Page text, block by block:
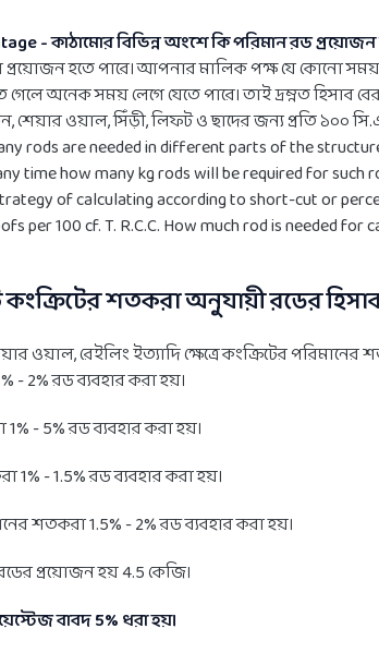
- কাঠামোর বিভিন্ন অংশে কি পরিমান রড প্রয়োজন
প্রয়োজন হতে পারে। আপনার মালিক পক্ষ যে কোনো
গেলে অনেক সময় লেগে যেতে পারে। তাই দ্রম্নত
শেয়ার ওয়াল, সিঁড়ী, লিফট ও ছাদের জন্য প্রতি ১০০
rods are needed in different parts of the
time how many kg rods will be required for
of calculating according to short-cut or
per 100 cf. T. R.C.C. How much rod is needed for
শতকরা অনুযায়ী রডের
ওয়াল, রেইলিং ইত্যাদি ক্ষেত্রে কংক্রিটের
- 2% রড ব্যবহার করা হয়।
- 5% রড ব্যবহার করা হয়।
1% - 1.5% রড ব্যবহার করা হয়।
শতকরা 1.5% - 2% রড ব্যবহার করা হয়।
প্রয়োজন হয় 4.5 কেজি।
বাবদ 5% ধরা হয়।